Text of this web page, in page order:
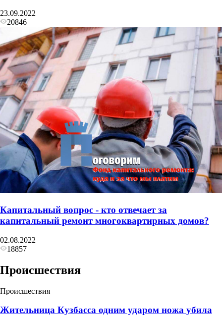
23.09.2022
20846
Капитальный вопрос - кто отвечает за
капитальный ремонт многоквартирных домов?
02.08.2022
18857
Происшествия
Происшествия
Жительница Кузбасса одним ударом ножа убила